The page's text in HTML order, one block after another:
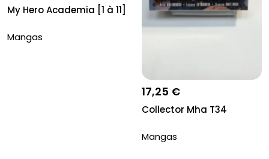
My Hero Academia [1 à 11]
Mangas
17,25 €
Collector Mha T34
Mangas